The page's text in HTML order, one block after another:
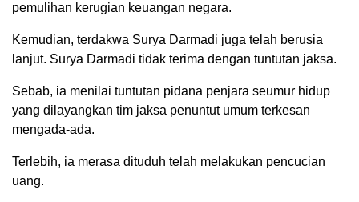
pemulihan kerugian keuangan negara.
Kemudian, terdakwa Surya Darmadi juga telah berusia
lanjut. Surya Darmadi tidak terima dengan tuntutan jaksa.
Sebab, ia menilai tuntutan pidana penjara seumur hidup
yang dilayangkan tim jaksa penuntut umum terkesan
mengada-ada.
Terlebih, ia merasa dituduh telah melakukan pencucian
uang.